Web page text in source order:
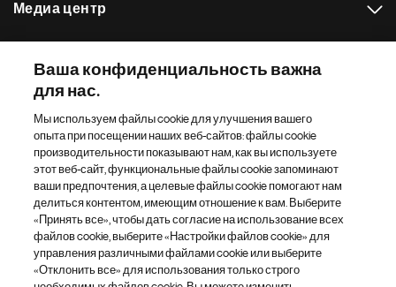
Медиа центр
Другие сайты «Новартис»
Footer Site Search
Footer
Ваша конфиденциальность важна
для нас.
Мы используем файлы cookie для улучшения вашего
опыта при посещении наших веб-сайтов: файлы cookie
производительности показывают нам, как вы используете
этот веб-сайт, функциональные файлы cookie запоминают
ваши предпочтения, а целевые файлы cookie помогают нам
делиться контентом, имеющим отношение к вам. Выберите
«Принять все», чтобы дать согласие на использование всех
файлов cookie, выберите «Настройки файлов cookie» для
управления различными файлами cookie или выберите
«Отклонить все» для использования только строго